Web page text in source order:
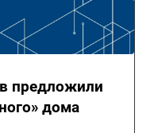
предложили
дома